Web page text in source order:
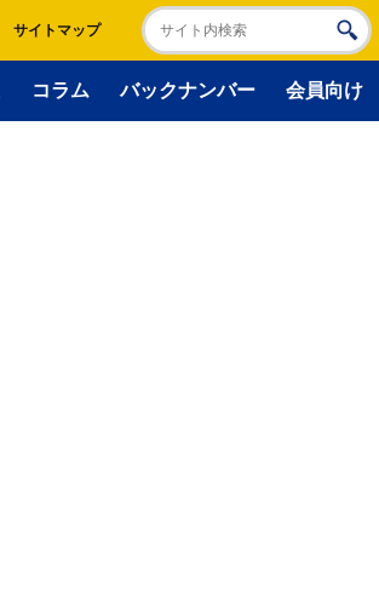
サイトマップ
コラム バックナンバー 会員向け